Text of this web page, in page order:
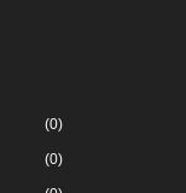
(0)
(0)